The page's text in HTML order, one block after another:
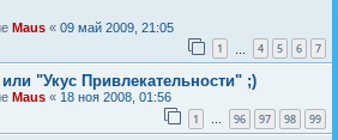
Maus « 09 май 2009, 21:05
1 4 5 6 7
"Укус Привлекательности" ;)
Maus « 18 ноя 2008, 01:56
1 … 96 97 98 99